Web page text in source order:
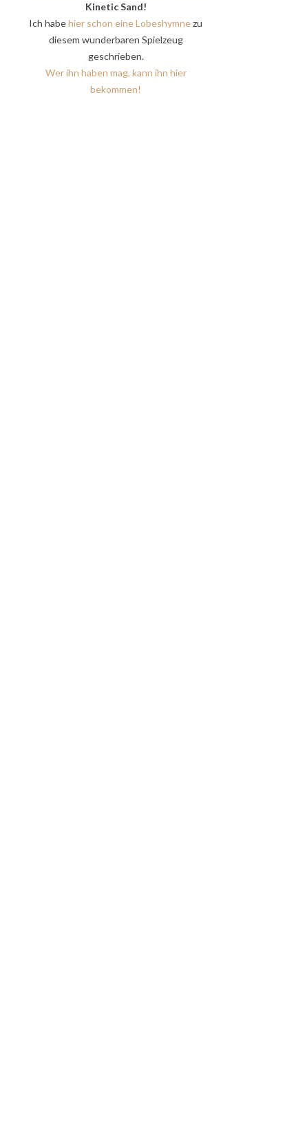
Kinetic Sand!
Ich habehier schon eine Lobeshymnezu
diesem wunderbaren Spielzeug
geschrieben.
Wer ihn haben mag, kann ihn hier
bekommen!